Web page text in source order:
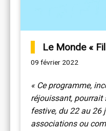
Le Monde «
09 février 2022
« Ce programme,
réjouissant, pourrait
festive, du 22 au 26
associations ou